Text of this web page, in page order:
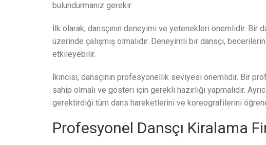
bulundurmanız gerekir.
İlk olarak, dansçının deneyimi ve yetenekleri önemlidir. Bir
üzerinde çalışmış olmalıdır. Deneyimli bir dansçı,
etkileyebilir.
İkincisi, dansçının profesyonellik seviyesi önemlidir. Bir
sahip olmalı ve gösteri için gerekli hazırlığı yapmalıdır.
gerektirdiği tüm dans hareketlerini ve koreografilerini
Profesyonel Dansçı Kiralama